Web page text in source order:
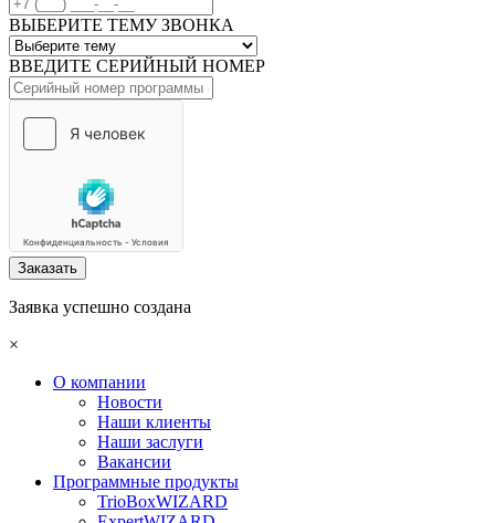
ВЫБЕРИТЕ ТЕМУ ЗВОНКА
ВВЕДИТЕ СЕРИЙНЫЙ НОМЕР
Заказать
Заявка успешно создана
×
О компании
Новости
Наши клиенты
Наши заслуги
Вакансии
Программные продукты
TrioBoxWIZARD